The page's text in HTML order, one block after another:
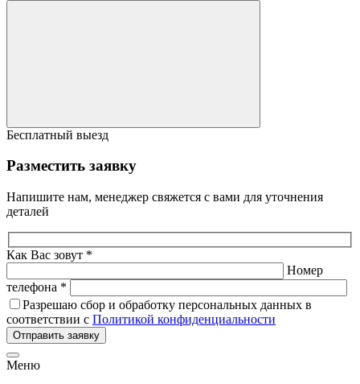
Бесплатный выезд
Разместить заявку
Напишите нам, менеджер свяжется с вами для уточнения
деталей
Как Вас зовут *
Номер
телефона *
Разрешаю сбор и обработку персональных данных в
соответствии с Политикой конфиденциальности
Отправить заявку
Меню